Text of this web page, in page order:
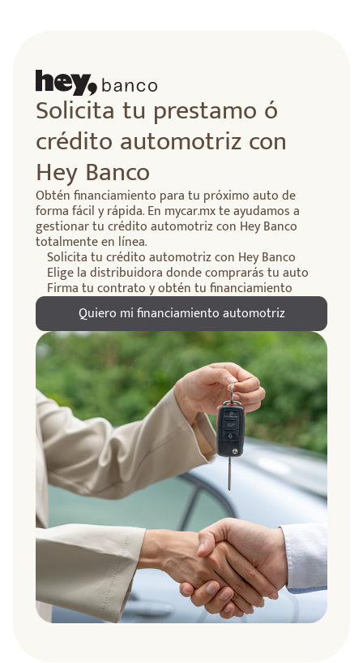
Solicita tu prestamo ó
crédito automotriz con
Hey Banco
Obtén financiamiento para tu próximo auto de
forma fácil y rápida. En mycar.mx te ayudamos a
gestionar tu crédito automotriz con Hey Banco
totalmente en línea.
Solicita tu crédito automotriz con Hey Banco
Elige la distribuidora donde comprarás tu auto
Firma tu contrato y obtén tu financiamiento
Quiero mi financiamiento automotriz